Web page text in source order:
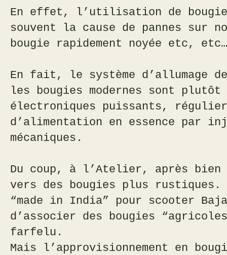
En effet, l’utilisation de bougies
souvent la cause de pannes
bougie rapidement noyée etc,
En fait, le système d’allumage
les bougies modernes sont plutôt
électroniques puissants,
d’alimentation en essence par
mécaniques.
Du coup, à l’Atelier, après bien
vers des bougies plus rustiques.
“made in India” pour scooter
d’associer des bougies
farfelu.
Mais l’approvisionnement en